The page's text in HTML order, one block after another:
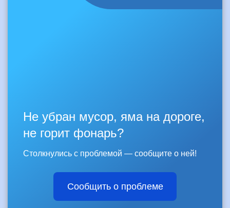
Не убран мусор, яма на дороге,
не горит фонарь?
Столкнулись с проблемой — сообщите о ней!
Сообщить о проблеме